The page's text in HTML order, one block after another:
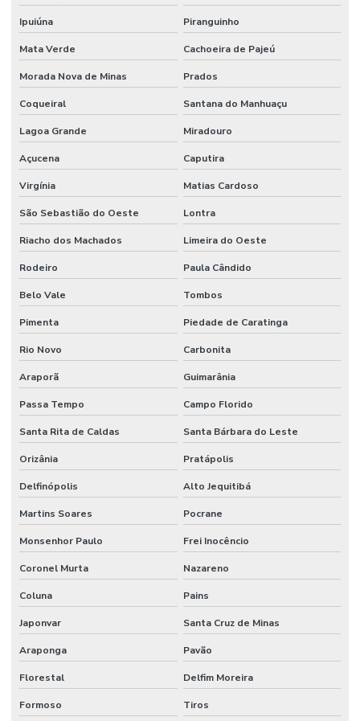
Ipuiúna Piranguinho
Mata Verde Cachoeira de Pajeú
Morada Nova de Minas Prados
Coqueiral Santana do Manhuaçu
Lagoa Grande Miradouro
Açucena Caputira
Virgínia Matias Cardoso
São Sebastião do Oeste Lontra
Riacho dos Machados Limeira do Oeste
Rodeiro Paula Cândido
Belo Vale Tombos
Pimenta Piedade de Caratinga
Rio Novo Carbonita
Araporã Guimarânia
Passa Tempo Campo Florido
Santa Rita de Caldas Santa Bárbara do Leste
Orizânia Pratápolis
Delfinópolis Alto Jequitibá
Martins Soares Pocrane
Monsenhor Paulo Frei Inocêncio
Coronel Murta Nazareno
Coluna Pains
Japonvar Santa Cruz de Minas
Araponga Pavão
Florestal Delfim Moreira
Formoso Tiros